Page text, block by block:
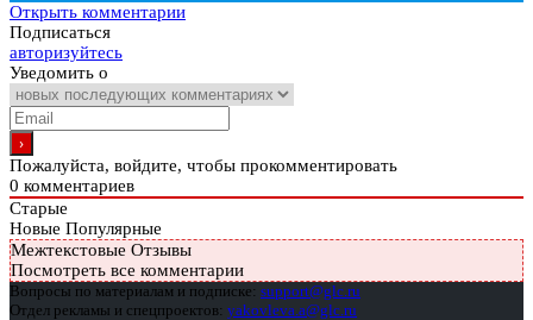
Открыть комментарии
Подписаться
авторизуйтесь
Уведомить о
Пожалуйста, войдите, чтобы прокомментировать
0 комментариев
Старые
Новые Популярные
Межтекстовые Отзывы
Посмотреть все комментарии
Вопросы по материалам и подписке: support@glc.ru
Отдел рекламы и спецпроектов: yakovleva.a@glc.ru